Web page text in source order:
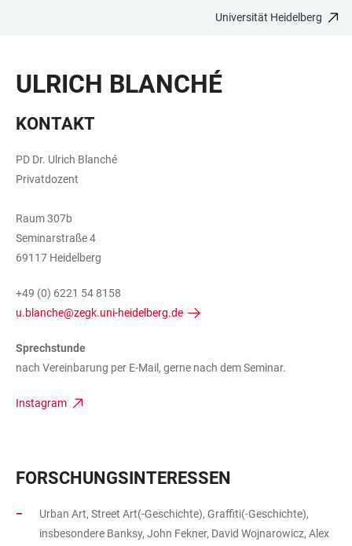
BARRIEREFREIHEIT
Universität Heidelberg
ULRICH BLANCHÉ
KONTAKT
PD Dr. Ulrich Blanché
Privatdozent
Raum 307b
Seminarstraße 4
69117 Heidelberg
+49 (0) 6221 54 8158
u.blanche@zegk.uni-heidelberg.de
Sprechstunde
nach Vereinbarung per E-Mail, gerne nach dem Seminar.
Instagram
FORSCHUNGSINTERESSEN
Urban Art, Street Art(-Geschichte), Graffiti(-Geschichte),
insbesondere Banksy, John Fekner, David Wojnarowicz, Alex